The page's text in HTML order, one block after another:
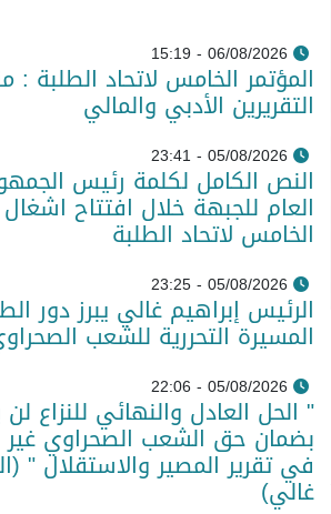
06/08/2026 - 15:19
المؤتمر الخامس لاتحاد الطلبة :
التقريرين الأدبي والمالي
05/08/2026 - 23:41
النص الكامل لكلمة رئيس
العام للجبهة خلال افتتاح اشغال
الخامس لاتحاد الطلبة
05/08/2026 - 23:25
الرئيس إبراهيم غالي يبرز دور
المسيرة التحررية للشعب
05/08/2026 - 22:06
" الحل العادل والنهائي للنزاع
بضمان حق الشعب الصحراوي غير
في تقرير المصير والاستقلال "
غالي)